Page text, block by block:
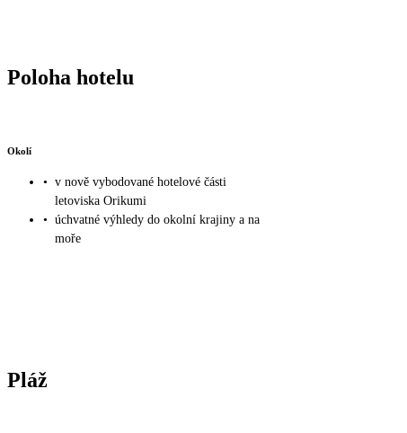
Poloha hotelu
Okolí
• v nově vybodované hotelové části
letoviska Orikumi
• úchvatné výhledy do okolní krajiny a na
moře
Pláž